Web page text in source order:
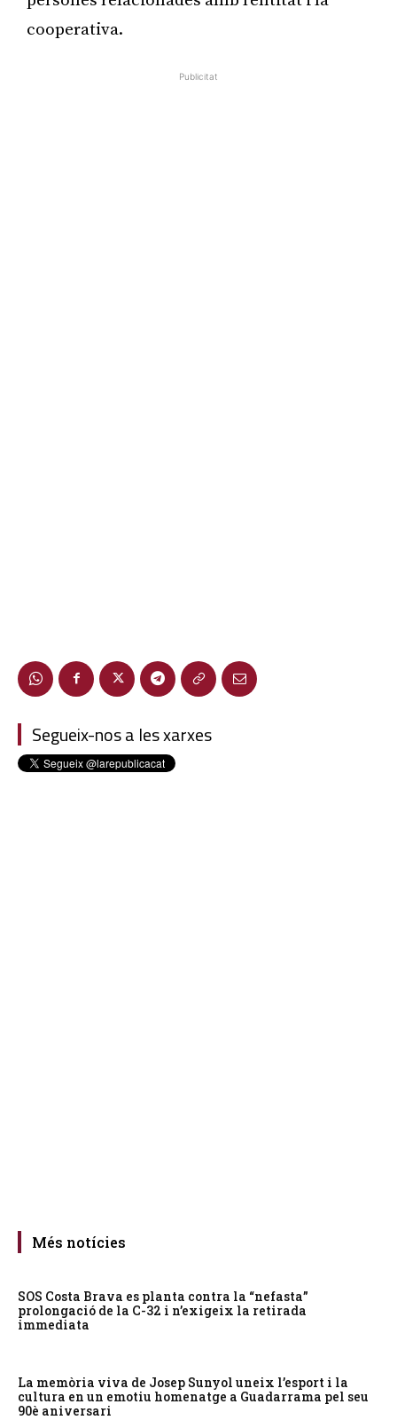
cooperativa.
Publicitat
Segueix-nos a les xarxes
Més notícies
SOS Costa Brava es planta contra la “nefasta”
prolongació de la C-32 i n’exigeix la retirada
immediata
La memòria viva de Josep Sunyol uneix l’esport i la
cultura en un emotiu homenatge a Guadarrama pel seu
90è aniversari